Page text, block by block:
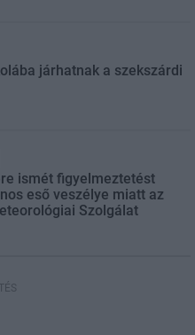
járhatnak a szekszárdi
ismét figyelmeztetést
eső veszélye miatt az
Szolgálat